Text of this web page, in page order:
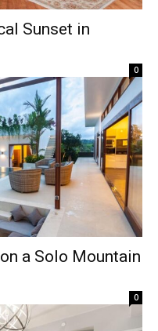
Sunset in
0
a Solo Mountain
0